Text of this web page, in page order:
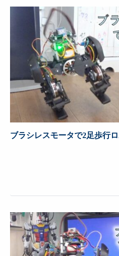
ブラシレスモータで2足歩行